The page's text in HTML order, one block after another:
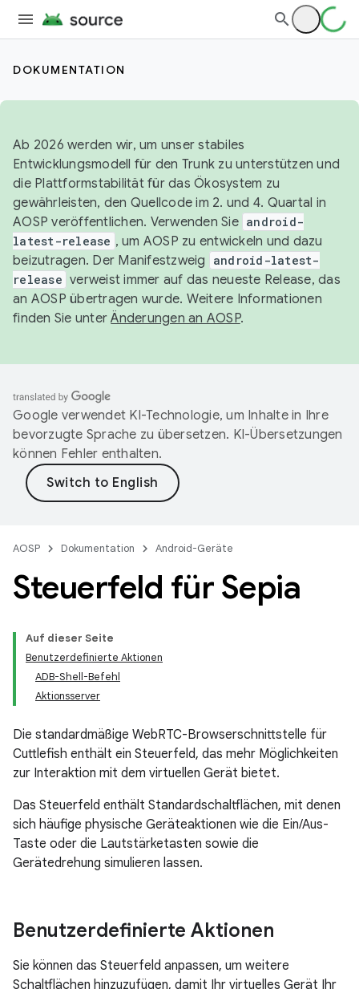
DOKUMENTATION
Ab 2026 werden wir, um unser stabiles
Entwicklungsmodell für den Trunk zu unterstützen und
die Plattformstabilität für das Ökosystem zu
gewährleisten, den Quellcode im 2. und 4. Quartal in
AOSP veröffentlichen. Verwenden Sie android-
latest-release , um AOSP zu entwickeln und dazu
beizutragen. Der Manifestzweig
android-latest-
release verweist immer auf das neueste Release, das
an AOSP übertragen wurde. Weitere Informationen
finden Sie unterÄnderungen an AOSP.
Google verwendet KI-Technologie, um Inhalte in Ihre
bevorzugte Sprache zu übersetzen. KI-Übersetzungen
können Fehler enthalten.
AOSP Dokumentation Android-Geräte
Steuerfeld für Sepia
Auf dieser Seite
Benutzerdefinierte Aktionen
ADB-Shell-Befehl
Aktionsserver
Die standardmäßige WebRTC-Browserschnittstelle für
Cuttlefish enthält ein Steuerfeld, das mehr Möglichkeiten
zur Interaktion mit dem virtuellen Gerät bietet.
Das Steuerfeld enthält Standardschaltflächen, mit denen
sich häufige physische Geräteaktionen wie die Ein/Aus-
Taste oder die Lautstärketasten sowie die
Gerätedrehung simulieren lassen.
Benutzerdefinierte Aktionen
Sie können das Steuerfeld anpassen, um weitere
Schaltflächen hinzuzufügen, damit Ihr virtuelles Gerät Ihr